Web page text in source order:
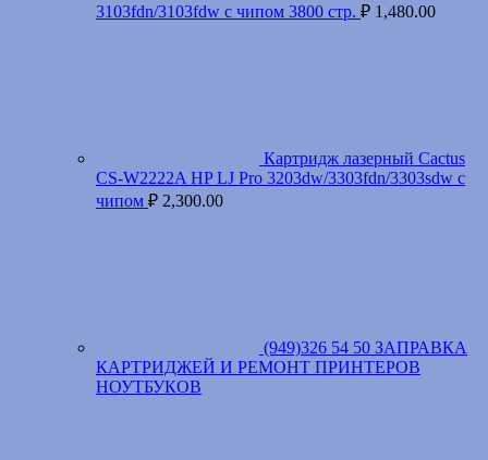
3103fdn/3103fdw с чипом 3800 стр. ₽ 1,480.00
Картридж лазерный Cactus
CS-W2222A HP LJ Pro 3203dw/3303fdn/3303sdw с
чипом ₽ 2,300.00
(949)326 54 50 ЗАПРАВКА
КАРТРИДЖЕЙ И РЕМОНТ ПРИНТЕРОВ
НОУТБУКОВ